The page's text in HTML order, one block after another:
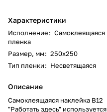
Характеристики
Исполнение: Самоклеящаяся
пленка
Размер, мм: 250х250
Тип пленки: Несветящаяся
Описание
Самоклеящаяся наклейка B12
"Работать здесь" используется